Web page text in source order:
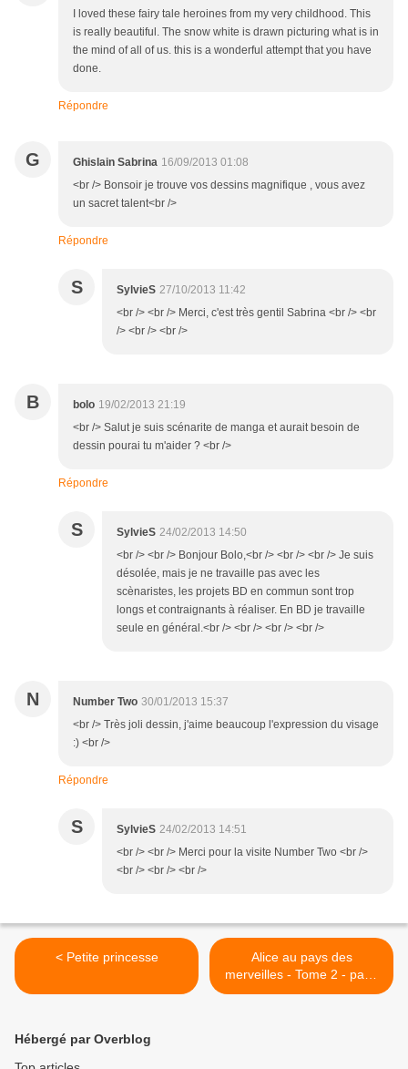
I loved these fairy tale heroines from my very childhood. This
is really beautiful. The snow white is drawn picturing what is in
the mind of all of us. this is a wonderful attempt that you have
done.
Répondre
G Ghislain Sabrina 16/09/2013 01:08
<br /> Bonsoir je trouve vos dessins magnifique , vous avez
un sacret talent<br />
Répondre
S SylvieS 27/10/2013 11:42
<br /> <br /> Merci, c'est très gentil Sabrina <br /> <br
/> <br /> <br />
B bolo 19/02/2013 21:19
<br /> Salut je suis scénarite de manga et aurait besoin de
dessin pourai tu m'aider ? <br />
Répondre
S SylvieS 24/02/2013 14:50
<br /> <br /> Bonjour Bolo,<br /> <br /> <br /> Je suis
désolée, mais je ne travaille pas avec les
scènaristes, les projets BD en commun sont trop
longs et contraignants à réaliser. En BD je travaille
seule en général.<br /> <br /> <br /> <br />
N Number Two 30/01/2013 15:37
<br /> Très joli dessin, j'aime beaucoup l'expression du visage
:) <br />
Répondre
S SylvieS 24/02/2013 14:51
<br /> <br /> Merci pour la visite Number Two <br />
<br /> <br /> <br />
< Petite princesse
Alice au pays des
merveilles - Tome 2 - page
1 >
Hébergé par Overblog